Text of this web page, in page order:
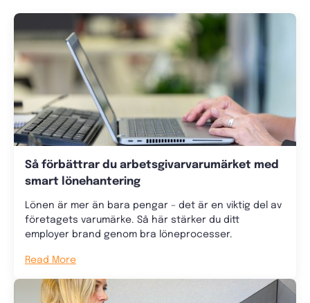
Så förbättrar du arbetsgivarvarumärket med
smart lönehantering
Lönen är mer än bara pengar – det är en viktig del av
företagets varumärke. Så här stärker du ditt
employer brand genom bra löneprocesser.
Read More